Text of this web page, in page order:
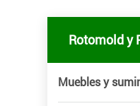
Rotomold y
Muebles y